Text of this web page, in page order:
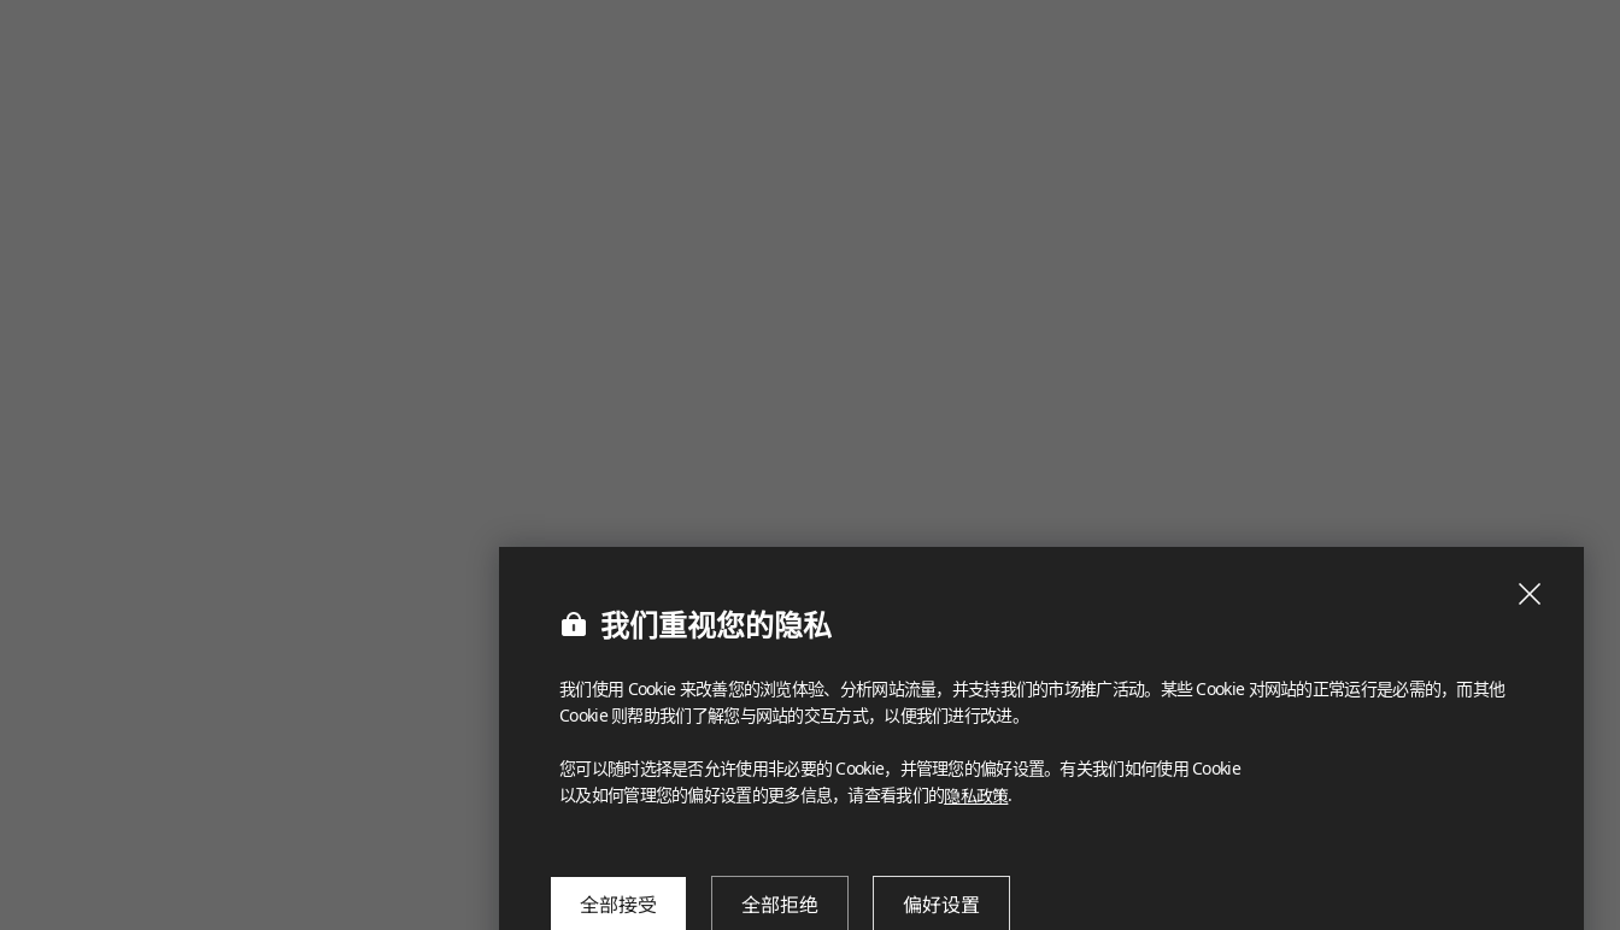
我们重视您的隐私
我们使用 Cookie 来改善您的浏览体验、分析网站流量，并支持我们的市场推广活动。某些 Cookie 对网站的正常运行是必需的，而其他
Cookie 则帮助我们了解您与网站的交互方式，以便我们进行改进。
您可以随时选择是否允许使用非必要的 Cookie，并管理您的偏好设置。有关我们如何使用 Cookie
以及如何管理您的偏好设置的更多信息，请查看我们的隐私政策.
全部接受 全部拒绝 偏好设置